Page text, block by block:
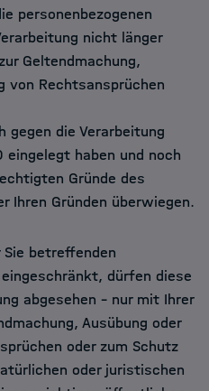
personenbezogenen
nicht länger
Geltendmachung,
von Rechtsansprüchen
die Verarbeitung
eingelegt haben und noch
Gründe des
Ihren Gründen überwiegen.
Sie betreffenden
dürfen diese
abgesehen – nur mit Ihrer
Ausübung oder
oder zum Schutz
oder juristischen